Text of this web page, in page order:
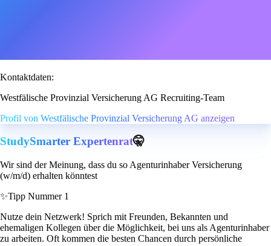
Kontaktdaten:
Westfälische Provinzial Versicherung AG Recruiting-Team
Profil von Westfälische Provinzial Versicherung AG anzeigen
StudySmarter Expertenrat🤫
Wir sind der Meinung, dass du so Agenturinhaber Versicherung
(w/m/d) erhalten könntest
✨Tipp Nummer 1
Nutze dein Netzwerk! Sprich mit Freunden, Bekannten und
ehemaligen Kollegen über die Möglichkeit, bei uns als Agenturinhaber
zu arbeiten. Oft kommen die besten Chancen durch persönliche